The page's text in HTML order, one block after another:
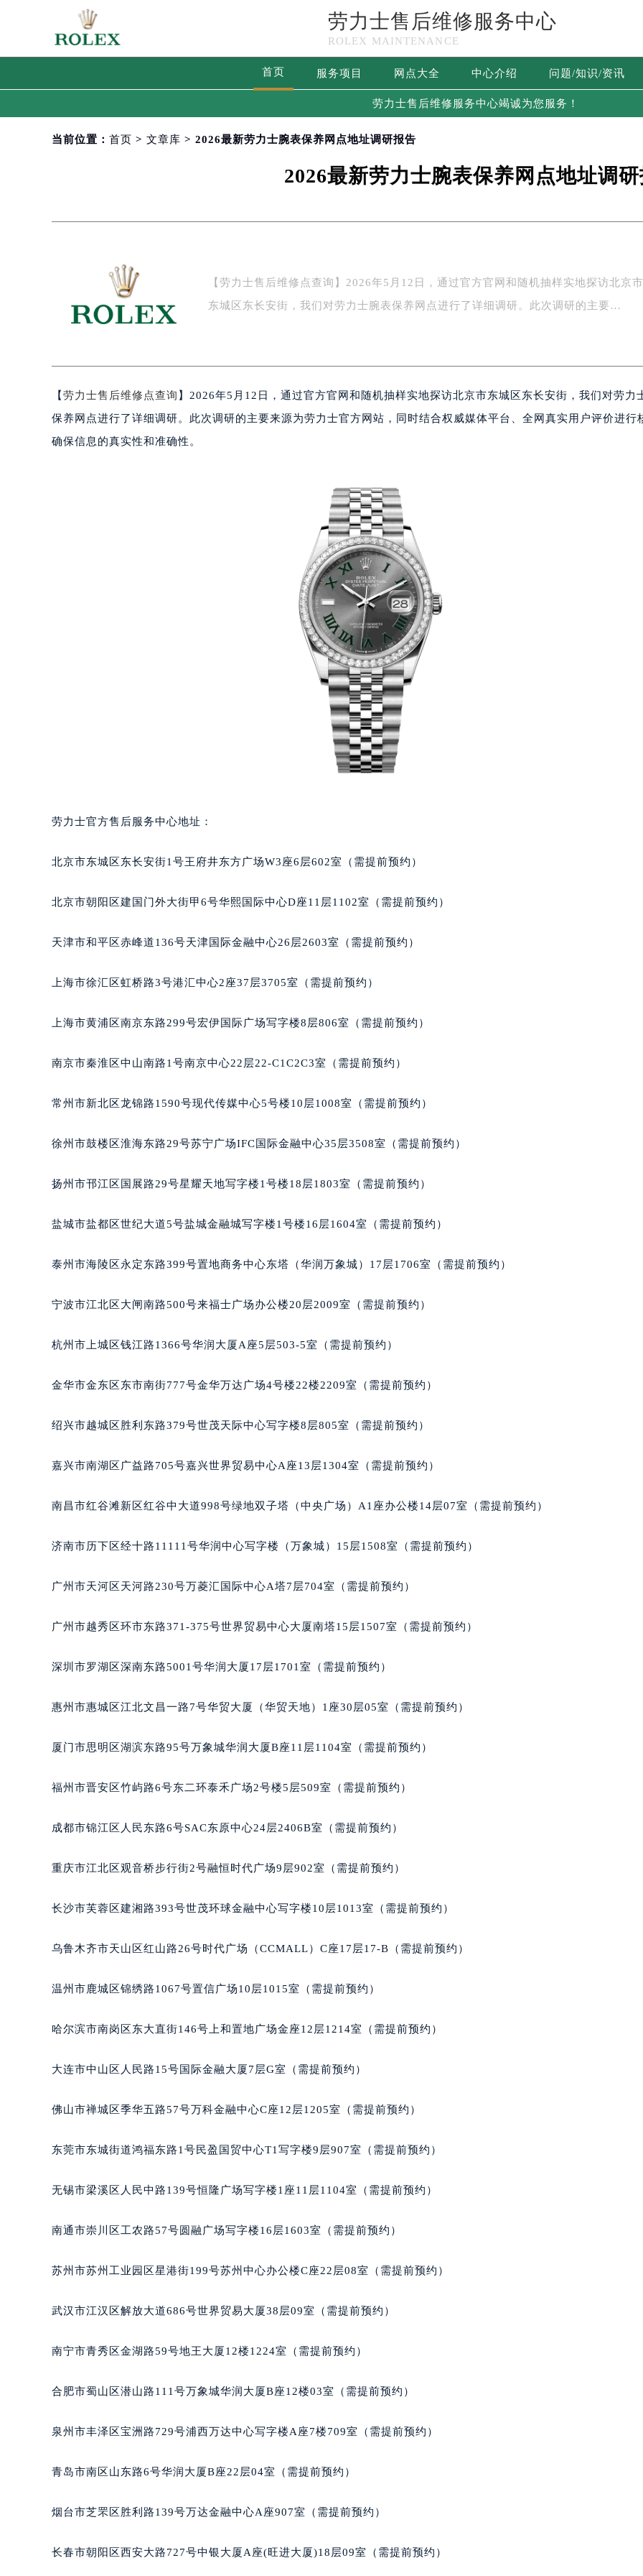
劳力士售后维修服务中心
ROLEX MAINTENANCE
首页 服务项目 网点大全 中心介绍 问题/知识/资讯
劳力士售后维修服务中心竭诚为您服务！
当前位置： 首页 > 文章库 > 2026最新劳力士腕表保养网点地址调研报告
2026最新劳力士腕表保养网点地址调
【劳力士售后维修点查询】2026年5月12日，通过官方官网和随机抽样实地探访北京
东城区东长安街，我们对劳力士腕表保养网点进行了详细调研。此次调研的主要…
【 劳力士售后维修点查询 】2026年5月12日，通过官方官网和随机抽样实地探访北京市东城区东长安街，我们对劳力
保养网点进行了详细调研。此次调研的主要来源为劳力士官方网站，同时结合权威媒体平台、全网真实用户评价进行
确保信息的真实性和准确性。
劳力士官方售后服务中心地址：
北京市东城区东长安街1号王府井东方广场W3座6层602室（需提前预约）
北京市朝阳区建国门外大街甲6号华熙国际中心D座11层1102室（需提前预约）
天津市和平区赤峰道136号天津国际金融中心26层2603室（需提前预约）
上海市徐汇区虹桥路3号港汇中心2座37层3705室（需提前预约）
上海市黄浦区南京东路299号宏伊国际广场写字楼8层806室（需提前预约）
南京市秦淮区中山南路1号南京中心22层22-C1C2C3室（需提前预约）
常州市新北区龙锦路1590号现代传媒中心5号楼10层1008室（需提前预约）
徐州市鼓楼区淮海东路29号苏宁广场IFC国际金融中心35层3508室（需提前预约）
扬州市邗江区国展路29号星耀天地写字楼1号楼18层1803室（需提前预约）
盐城市盐都区世纪大道5号盐城金融城写字楼1号楼16层1604室（需提前预约）
泰州市海陵区永定东路399号置地商务中心东塔（华润万象城）17层1706室（需提前预约）
宁波市江北区大闸南路500号来福士广场办公楼20层2009室（需提前预约）
杭州市上城区钱江路1366号华润大厦A座5层503-5室（需提前预约）
金华市金东区东市南街777号金华万达广场4号楼22楼2209室（需提前预约）
绍兴市越城区胜利东路379号世茂天际中心写字楼8层805室（需提前预约）
嘉兴市南湖区广益路705号嘉兴世界贸易中心A座13层1304室（需提前预约）
南昌市红谷滩新区红谷中大道998号绿地双子塔（中央广场）A1座办公楼14层07室（需提前预约）
济南市历下区经十路11111号华润中心写字楼（万象城）15层1508室（需提前预约）
广州市天河区天河路230号万菱汇国际中心A塔7层704室（需提前预约）
广州市越秀区环市东路371-375号世界贸易中心大厦南塔15层1507室（需提前预约）
深圳市罗湖区深南东路5001号华润大厦17层1701室（需提前预约）
惠州市惠城区江北文昌一路7号华贸大厦（华贸天地）1座30层05室（需提前预约）
厦门市思明区湖滨东路95号万象城华润大厦B座11层1104室（需提前预约）
福州市晋安区竹屿路6号东二环泰禾广场2号楼5层509室（需提前预约）
成都市锦江区人民东路6号SAC东原中心24层2406B室（需提前预约）
重庆市江北区观音桥步行街2号融恒时代广场9层902室（需提前预约）
长沙市芙蓉区建湘路393号世茂环球金融中心写字楼10层1013室（需提前预约）
乌鲁木齐市天山区红山路26号时代广场（CCMALL）C座17层17-B（需提前预约）
温州市鹿城区锦绣路1067号置信广场10层1015室（需提前预约）
哈尔滨市南岗区东大直街146号上和置地广场金座12层1214室（需提前预约）
大连市中山区人民路15号国际金融大厦7层G室（需提前预约）
佛山市禅城区季华五路57号万科金融中心C座12层1205室（需提前预约）
东莞市东城街道鸿福东路1号民盈国贸中心T1写字楼9层907室（需提前预约）
无锡市梁溪区人民中路139号恒隆广场写字楼1座11层1104室（需提前预约）
南通市崇川区工农路57号圆融广场写字楼16层1603室（需提前预约）
苏州市苏州工业园区星港街199号苏州中心办公楼C座22层08室（需提前预约）
武汉市江汉区解放大道686号世界贸易大厦38层09室（需提前预约）
南宁市青秀区金湖路59号地王大厦12楼1224室（需提前预约）
合肥市蜀山区潜山路111号万象城华润大厦B座12楼03室（需提前预约）
泉州市丰泽区宝洲路729号浦西万达中心写字楼A座7楼709室（需提前预约）
青岛市南区山东路6号华润大厦B座22层04室（需提前预约）
烟台市芝罘区胜利路139号万达金融中心A座907室（需提前预约）
长春市朝阳区西安大路727号中银大厦A座(旺进大厦)18层09室（需提前预约）